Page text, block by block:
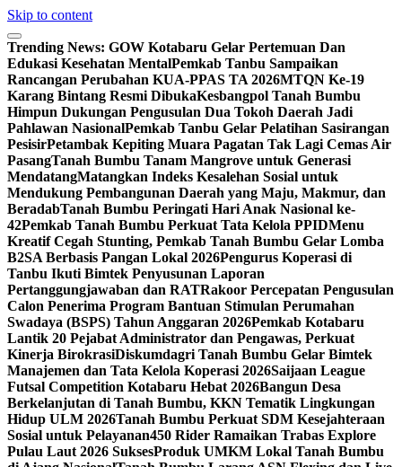
Skip to content
Trending News: GOW Kotabaru Gelar Pertemuan Dan
Edukasi Kesehatan MentalPemkab Tanbu Sampaikan
Rancangan Perubahan KUA-PPAS TA 2026MTQN Ke-19
Karang Bintang Resmi DibukaKesbangpol Tanah Bumbu
Himpun Dukungan Pengusulan Dua Tokoh Daerah Jadi
Pahlawan NasionalPemkab Tanbu Gelar Pelatihan Sasirangan
PesisirPetambak Kepiting Muara Pagatan Tak Lagi Cemas Air
PasangTanah Bumbu Tanam Mangrove untuk Generasi
MendatangMatangkan Indeks Kesalehan Sosial untuk
Mendukung Pembangunan Daerah yang Maju, Makmur, dan
BeradabTanah Bumbu Peringati Hari Anak Nasional ke-
42Pemkab Tanah Bumbu Perkuat Tata Kelola PPIDMenu
Kreatif Cegah Stunting, Pemkab Tanah Bumbu Gelar Lomba
B2SA Berbasis Pangan Lokal 2026Pengurus Koperasi di
Tanbu Ikuti Bimtek Penyusunan Laporan
Pertanggungjawaban dan RATRakoor Percepatan Pengusulan
Calon Penerima Program Bantuan Stimulan Perumahan
Swadaya (BSPS) Tahun Anggaran 2026Pemkab Kotabaru
Lantik 20 Pejabat Administrator dan Pengawas, Perkuat
Kinerja BirokrasiDiskumdagri Tanah Bumbu Gelar Bimtek
Manajemen dan Tata Kelola Koperasi 2026Saijaan League
Futsal Competition Kotabaru Hebat 2026Bangun Desa
Berkelanjutan di Tanah Bumbu, KKN Tematik Lingkungan
Hidup ULM 2026Tanah Bumbu Perkuat SDM Kesejahteraan
Sosial untuk Pelayanan450 Rider Ramaikan Trabas Explore
Pulau Laut 2026 SuksesProduk UMKM Lokal Tanah Bumbu